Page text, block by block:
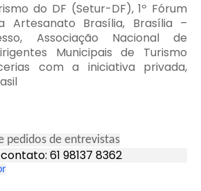
do DF (Setur-DF), 1º Fórum
Artesanato Brasília, Brasília –
Associação Nacional de
Municipais de Turismo
com a iniciativa privada,
pedidos de entrevistas
61 98137 8362